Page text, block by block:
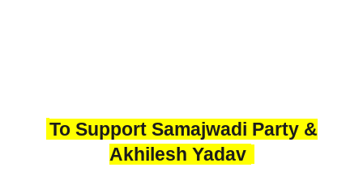
To Support Samajwadi Party &
Akhilesh Yadav